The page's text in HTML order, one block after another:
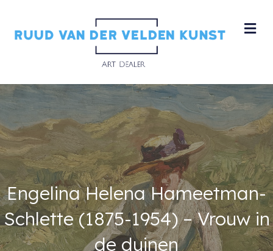
Engelina Helena Hameetman-
Schlette (1875-1954) – Vrouw in
de duinen